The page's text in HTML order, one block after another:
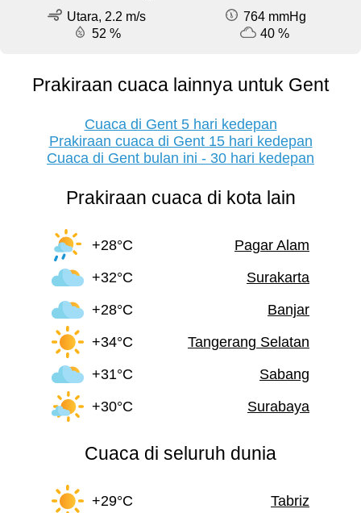
Utara, 2.2 m/s
764 mmHg
52 %
40 %
Prakiraan cuaca lainnya untuk Gent
Cuaca di Gent 5 hari kedepan
Prakiraan cuaca di Gent 15 hari kedepan
Cuaca di Gent bulan ini - 30 hari kedepan
Prakiraan cuaca di kota lain
+28°C
Pagar Alam
+32°C
Surakarta
+28°C
Banjar
+34°C
Tangerang Selatan
+31°C
Sabang
+30°C
Surabaya
Cuaca di seluruh dunia
+29°C Tabriz